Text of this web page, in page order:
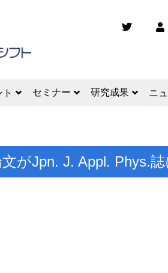
セミナー 研究成果 ニ
がJpn. J. Appl. Phys.